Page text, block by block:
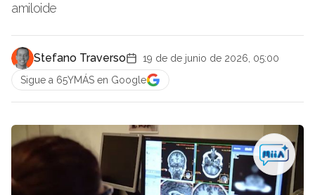
amiloide
Stefano Traverso
19 de de junio de 2026, 05:00
Sigue a 65YMÁS en Google